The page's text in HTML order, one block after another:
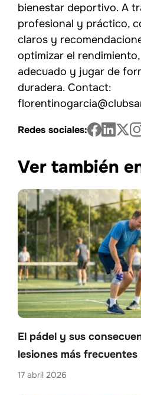
bienestar deportivo. A
profesional y práctico,
claros y
optimizar el
adecuado y jugar de
duradera. Contact:
Redes sociales:
Ver también
El pádel y sus
lesiones más
17 abril 2026